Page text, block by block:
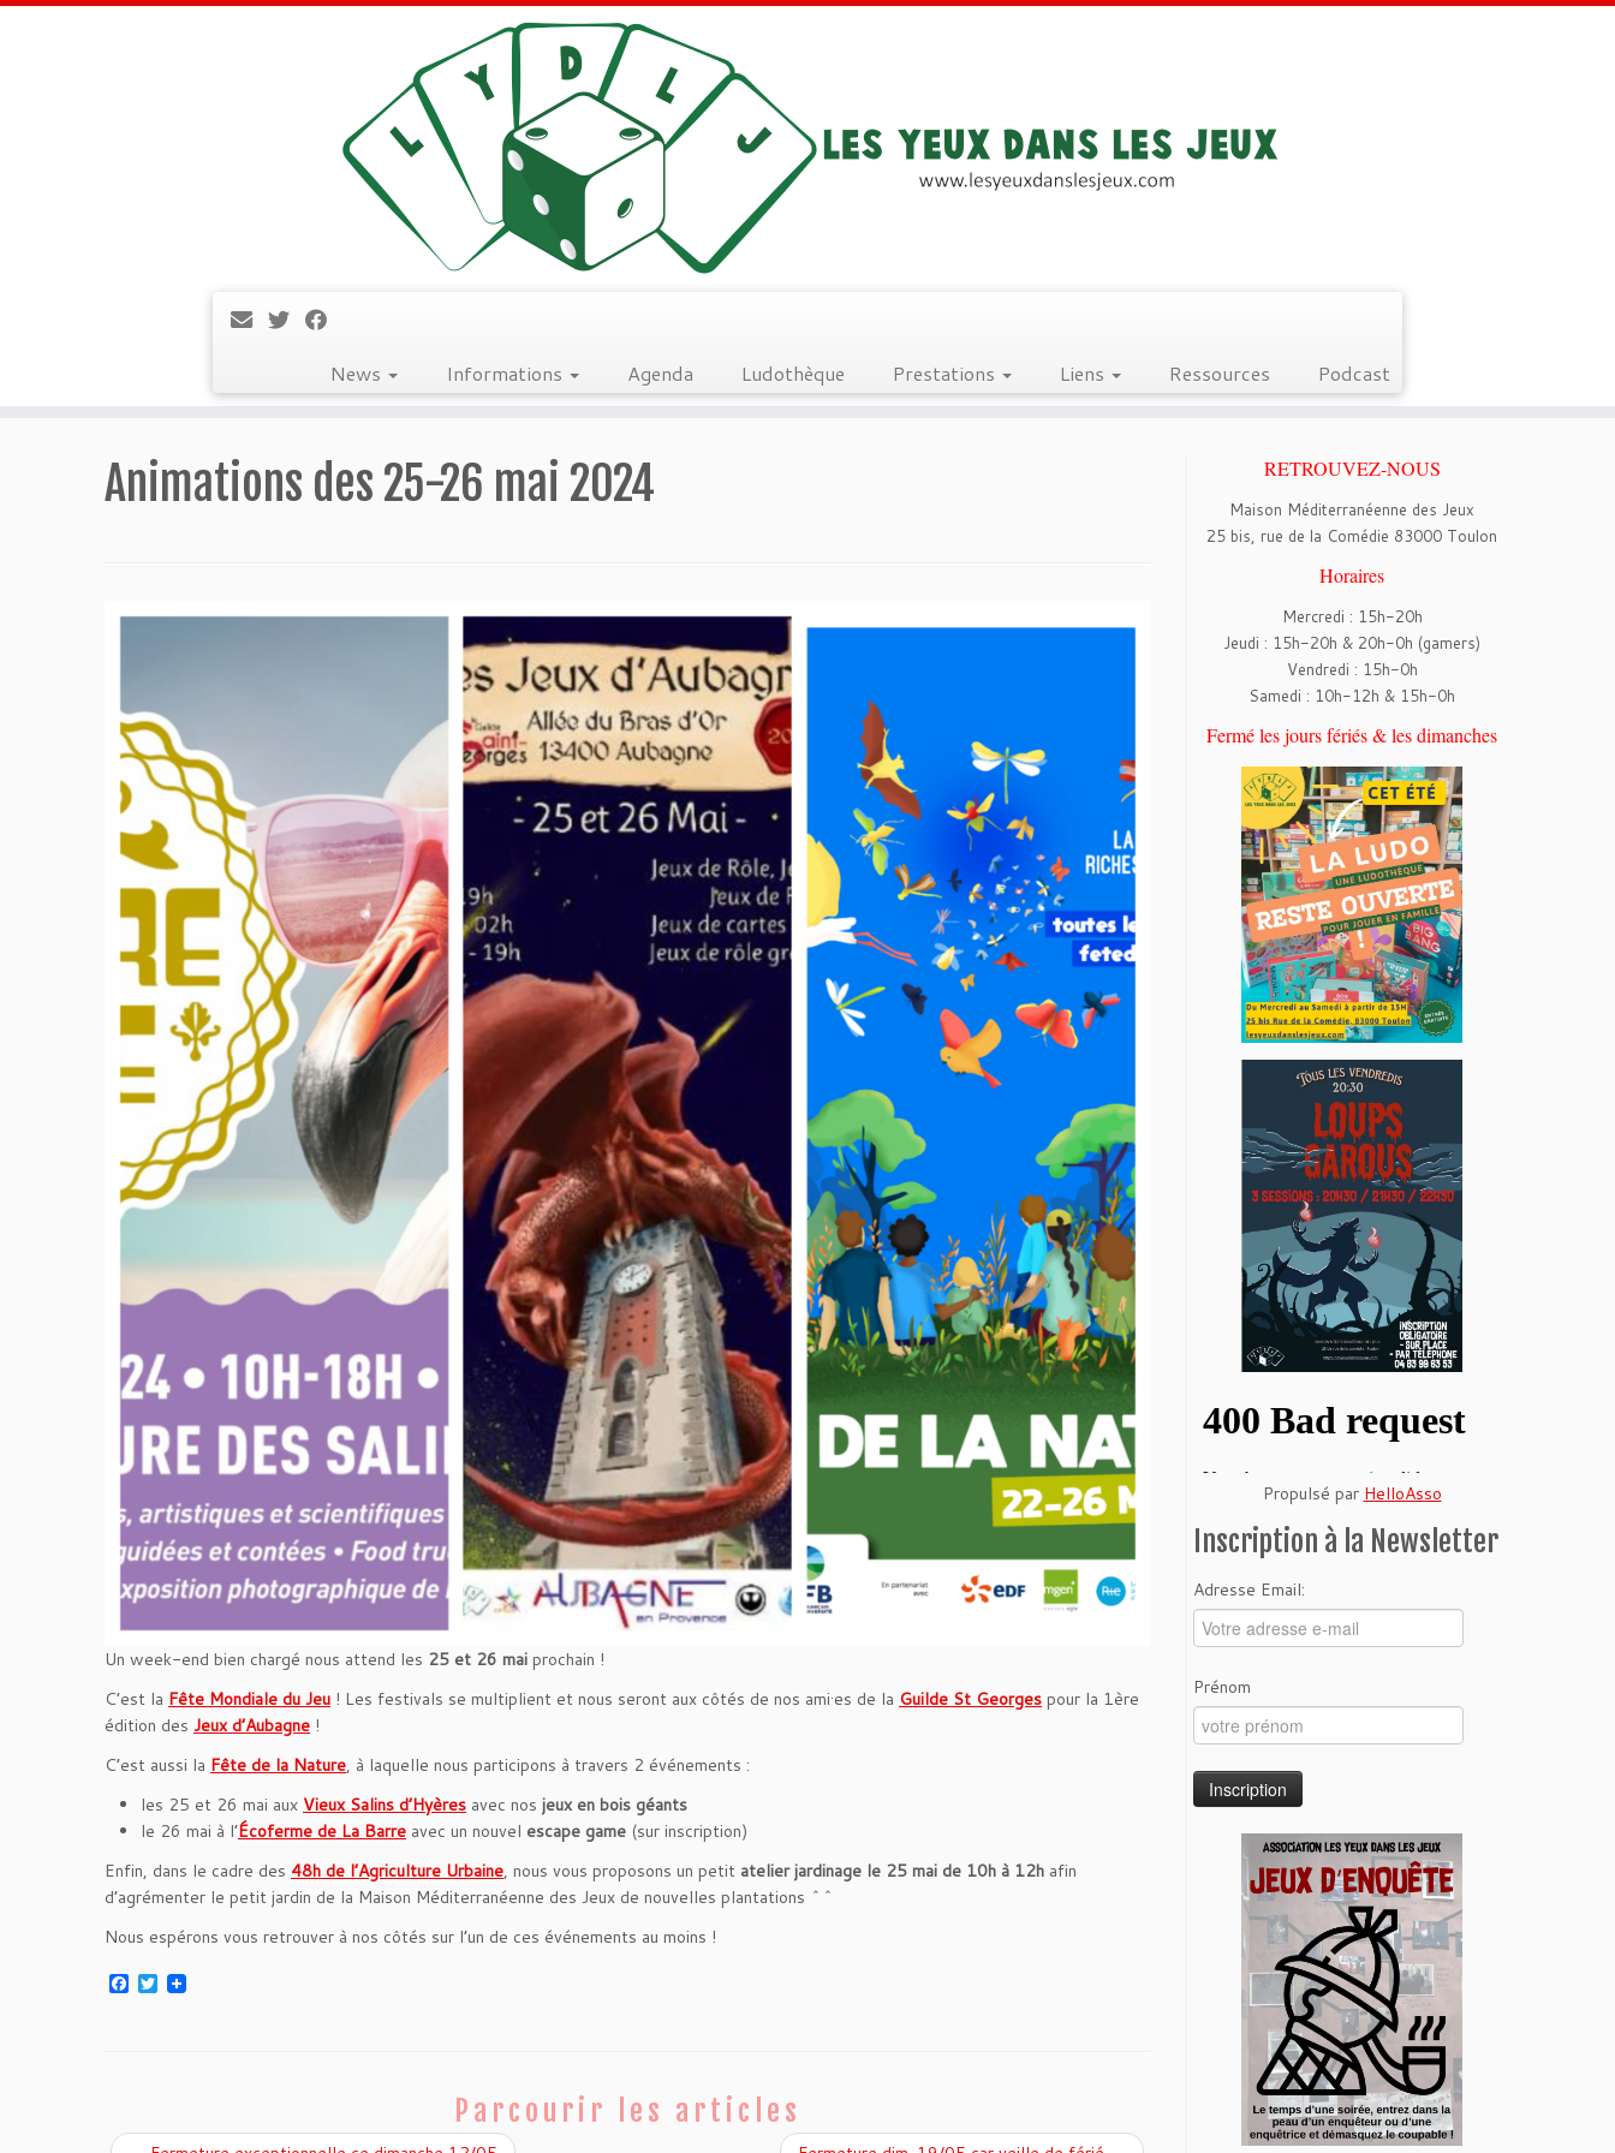
News Informations Agenda Ludothèque Prestations Liens Ressources Podcast
Animations des 25-26 mai 2024
Un week-end bien chargé nous attend les 25 et 26 mai prochain !
C’est la Fête Mondiale du Jeu ! Les festivals se multiplient et nous seront aux côtés de nos ami·es de la Guilde St Georges pour la 1ère
édition des Jeux d’Aubagne !
C’est aussi la Fête de la Nature, à laquelle nous participons à travers 2 événements :
les 25 et 26 mai aux Vieux Salins d’Hyères avec nos jeux en bois géants
le 26 mai à l’Écoferme de La Barre avec un nouvel escape game (sur inscription)
Enfin, dans le cadre des 48h de l’Agriculture Urbaine, nous vous proposons un petit atelier jardinage le 25 mai de 10h à 12h afin
d’agrémenter le petit jardin de la Maison Méditerranéenne des Jeux de nouvelles plantations ^^
Nous espérons vous retrouver à nos côtés sur l’un de ces événements au moins !
F T
w
Parcourir les articles
RETROUVEZ-NOUS
Maison Méditerranéenne des Jeux
25 bis, rue de la Comédie 83000 Toulon
Horaires
Mercredi : 15h-20h
Jeudi : 15h-20h & 20h-0h (gamers)
Vendredi : 15h-0h
Samedi : 10h-12h & 15h-0h
Fermé les jours fériés & les dimanches
Propulsé par HelloAsso
Inscription à la Newsletter
Adresse Email:
Prénom